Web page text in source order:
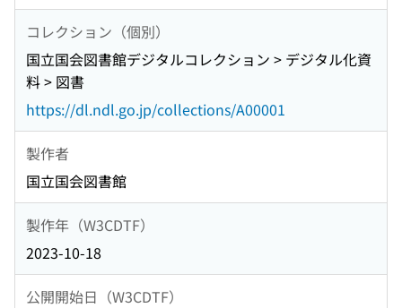
コレクション（個別）
国立国会図書館デジタルコレクション > デジタル化資
料 > 図書
https://dl.ndl.go.jp/collections/A00001
製作者
国立国会図書館
製作年（W3CDTF）
2023-10-18
公開開始日（W3CDTF）